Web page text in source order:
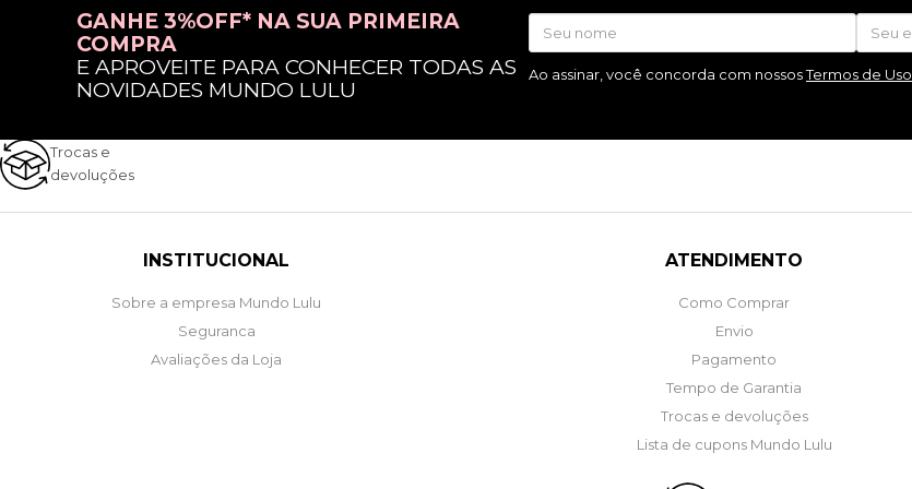
GANHE 3%OFF* NA SUA PRIMEIRA
COMPRA
E APROVEITE PARA CONHECER TODAS AS
NOVIDADES MUNDO LULU
Ao assinar, você concorda com nossosTermos de Uso
Trocas e
devoluções
INSTITUCIONAL
Sobre a empresa Mundo Lulu
Seguranca
Avaliações da Loja
ATENDIMENTO
Como Comprar
Envio
Pagamento
Tempo de Garantia
Trocas e devoluções
Lista de cupons Mundo Lulu